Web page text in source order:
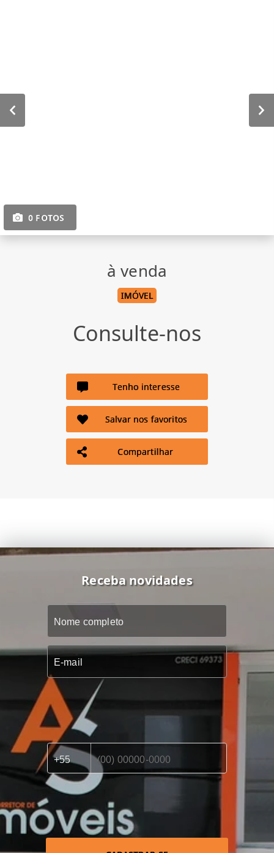
0 FOTOS
à venda
IMÓVEL
Consulte-nos
Tenho interesse
Salvar nos favoritos
Compartilhar
Receba novidades